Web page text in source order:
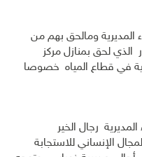
المديرية ومالحق بهم من
الذي لحق بمنازل مركز
في قطاع المياه خصوصا
رجال الخير
الإنساني للاستجابة